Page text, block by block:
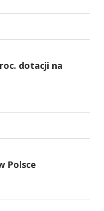
dotacji na
Polsce